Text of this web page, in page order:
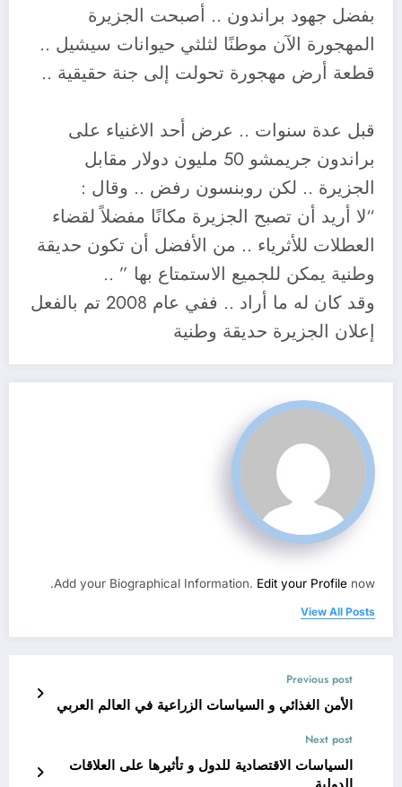
بفضل جهود براندون .. أصبحت الجزيرة
المهجورة الآن موطنًا لثلثي حيوانات سيشيل ..
قطعة أرض مهجورة تحولت إلى جنة حقيقية ..
قبل عدة سنوات .. عرض أحد الاغنياء على
براندون جريمشو 50 مليون دولار مقابل
الجزيرة .. لكن روبنسون رفض .. وقال :
“لا أريد أن تصبح الجزيرة مكانًا مفضلاً لقضاء
العطلات للأثرياء .. من الأفضل أن تكون حديقة
وطنية يمكن للجميع الاستمتاع بها ” ..
وقد كان له ما أراد .. ففي عام 2008 تم بالفعل
إعلان الجزيرة حديقة وطنية
Add your Biographical Information. Edit your Profile now.
View All Posts
Previous post
الأمن الغذائي و السياسات الزراعية في العالم العربي
Next post
السياسات الاقتصادية للدول و تأثيرها على العلاقات